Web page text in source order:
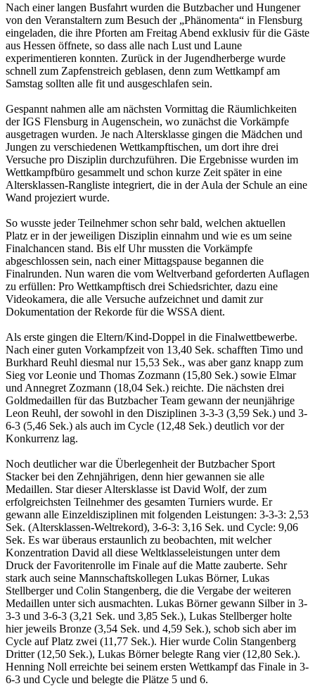
Nach einer langen Busfahrt wurden die Butzbacher und Hungener
von den Veranstaltern zum Besuch der „Phänomenta“ in Flensburg
eingeladen, die ihre Pforten am Freitag Abend exklusiv für die Gäste
aus Hessen öffnete, so dass alle nach Lust und Laune
experimentieren konnten. Zurück in der Jugendherberge wurde
schnell zum Zapfenstreich geblasen, denn zum Wettkampf am
Samstag sollten alle fit und ausgeschlafen sein.
Gespannt nahmen alle am nächsten Vormittag die Räumlichkeiten
der IGS Flensburg in Augenschein, wo zunächst die Vorkämpfe
ausgetragen wurden. Je nach Altersklasse gingen die Mädchen und
Jungen zu verschiedenen Wettkampftischen, um dort ihre drei
Versuche pro Disziplin durchzuführen. Die Ergebnisse wurden im
Wettkampfbüro gesammelt und schon kurze Zeit später in eine
Altersklassen-Rangliste integriert, die in der Aula der Schule an eine
Wand projeziert wurde.
So wusste jeder Teilnehmer schon sehr bald, welchen aktuellen
Platz er in der jeweiligen Disziplin einnahm und wie es um seine
Finalchancen stand. Bis elf Uhr mussten die Vorkämpfe
abgeschlossen sein, nach einer Mittagspause begannen die
Finalrunden. Nun waren die vom Weltverband geforderten Auflagen
zu erfüllen: Pro Wettkampftisch drei Schiedsrichter, dazu eine
Videokamera, die alle Versuche aufzeichnet und damit zur
Dokumentation der Rekorde für die WSSA dient.
Als erste gingen die Eltern/Kind-Doppel in die Finalwettbewerbe.
Nach einer guten Vorkampfzeit von 13,40 Sek. schafften Timo und
Burkhard Reuhl diesmal nur 15,53 Sek., was aber ganz knapp zum
Sieg vor Leonie und Thomas Zozmann (15,80 Sek.) sowie Elmar
und Annegret Zozmann (18,04 Sek.) reichte. Die nächsten drei
Goldmedaillen für das Butzbacher Team gewann der neunjährige
Leon Reuhl, der sowohl in den Disziplinen 3-3-3 (3,59 Sek.) und 3-
6-3 (5,46 Sek.) als auch im Cycle (12,48 Sek.) deutlich vor der
Konkurrenz lag.
Noch deutlicher war die Überlegenheit der Butzbacher Sport
Stacker bei den Zehnjährigen, denn hier gewannen sie alle
Medaillen. Star dieser Altersklasse ist David Wolf, der zum
erfolgreichsten Teilnehmer des gesamten Turniers wurde. Er
gewann alle Einzeldisziplinen mit folgenden Leistungen: 3-3-3: 2,53
Sek. (Altersklassen-Weltrekord), 3-6-3: 3,16 Sek. und Cycle: 9,06
Sek. Es war überaus erstaunlich zu beobachten, mit welcher
Konzentration David all diese Weltklasseleistungen unter dem
Druck der Favoritenrolle im Finale auf die Matte zauberte. Sehr
stark auch seine Mannschaftskollegen Lukas Börner, Lukas
Stellberger und Colin Stangenberg, die die Vergabe der weiteren
Medaillen unter sich ausmachten. Lukas Börner gewann Silber in 3-
3-3 und 3-6-3 (3,21 Sek. und 3,85 Sek.), Lukas Stellberger holte
hier jeweils Bronze (3,54 Sek. und 4,59 Sek.), schob sich aber im
Cycle auf Platz zwei (11,77 Sek.). Hier wurde Colin Stangenberg
Dritter (12,50 Sek.), Lukas Börner belegte Rang vier (12,80 Sek.).
Henning Noll erreichte bei seinem ersten Wettkampf das Finale in 3-
6-3 und Cycle und belegte die Plätze 5 und 6.